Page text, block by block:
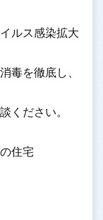
ルス感染拡大
毒を徹底し、
ください。
住宅